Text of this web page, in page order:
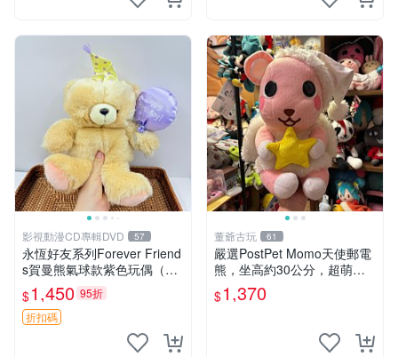
影視動漫CD專輯DVD 57
永恆好友系列Forever Friend
s賀曼熊氣球款紫色玩偶（鼻
子稍有磨損） 中古玩具 氣球
熊 玩偶
$1,450 95折
折扣碼
董爺古玩 61
嚴選PostPet Momo天使郵電
熊，坐高約30公分，超萌可
愛收藏首選 天使郵電熊 Mom
o熊 玩具
$1,370